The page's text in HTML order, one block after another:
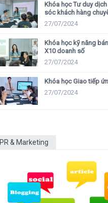
Khóa học Tư duy
sóc khách hàng
27/07/2024
Khóa học kỹ năng
X10 doanh số
27/07/2024
Khóa học Giao tiếp
27/07/2024
PR & Marketing